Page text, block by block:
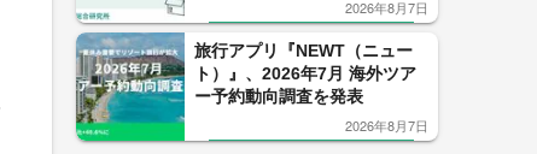
の一大レジャー！
2026年8月7日
旅行アプリ『NEWT（ニュー
ト）』、2026年7月 海外ツア
ー予約動向調査を発表
2026年8月7日